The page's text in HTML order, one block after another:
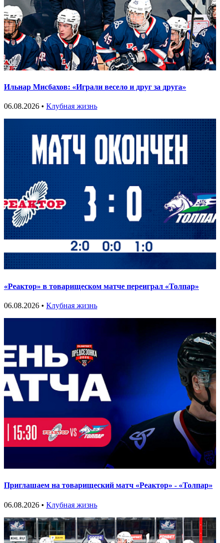
Ильнар Мисбахов: «Играли весело и друг за друга»
06.08.2026 • Клубная жизнь
«Реактор» в товарищеском матче переиграл «Толпар»
06.08.2026 • Клубная жизнь
Приглашаем на товарищеский матч «Реактор» - «Толпар»
06.08.2026 • Клубная жизнь